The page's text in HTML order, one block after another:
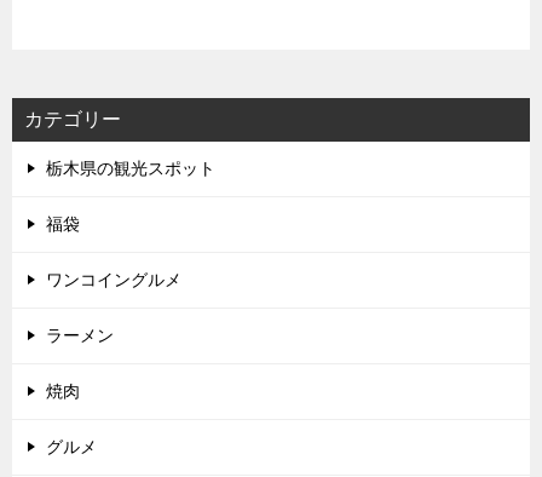
カテゴリー
栃木県の観光スポット
福袋
ワンコイングルメ
ラーメン
焼肉
グルメ